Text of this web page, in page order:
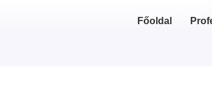
Főoldal